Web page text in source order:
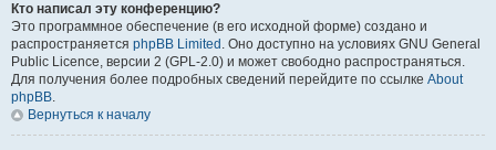
Кто написал эту конференцию?
Это программное обеспечение (в его исходной форме) создано и
распространяется phpBB Limited . Оно доступно на условиях GNU General
Public Licence, версии 2 (GPL-2.0) и может свободно распространяться.
Для получения более подробных сведений перейдите по ссылке About
phpBB.
Вернуться к началу